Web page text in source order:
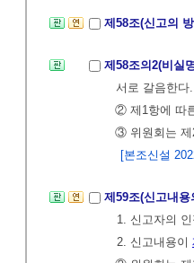
제58조(신고의
제58조의2(비실
서로 갈음한다.
② 제1항에 따
③ 위원회는 제
[본조신설
제59조(신고내
1. 신고자의
2. 신고내용이